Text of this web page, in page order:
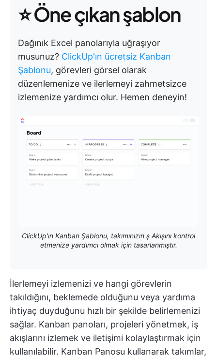
⭐ Öne çıkan şablon
Dağınık Excel panolarıyla uğraşıyor
musunuz? ClickUp'ın ücretsiz Kanban
Şablonu, görevleri görsel olarak
düzenlemenize ve ilerlemeyi zahmetsizce
izlemenize yardımcı olur. Hemen deneyin!
ClickUp'ın Kanban Şablonu, takımınızın ş Akışını kontrol
etmenize yardımcı olmak için tasarlanmıştır.
İlerlemeyi izlemenizi ve hangi görevlerin
takıldığını, beklemede olduğunu veya yardıma
ihtiyaç duyduğunu hızlı bir şekilde belirlemenizi
sağlar. Kanban panoları, projeleri yönetmek, iş
akışlarını izlemek ve iletişimi kolaylaştırmak için
kullanılabilir. Kanban Panosu kullanarak takımlar,